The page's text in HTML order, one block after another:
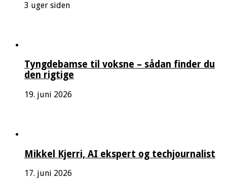
3 uger siden
Tyngdebamse til voksne – sådan finder du
den rigtige
19. juni 2026
Mikkel Kjerri, AI ekspert og techjournalist
17. juni 2026